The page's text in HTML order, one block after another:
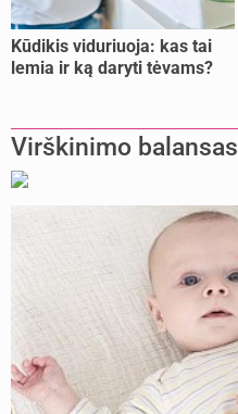
Kūdikis viduriuoja: kas tai
lemia ir ką daryti tėvams?
Virškinimo balansas